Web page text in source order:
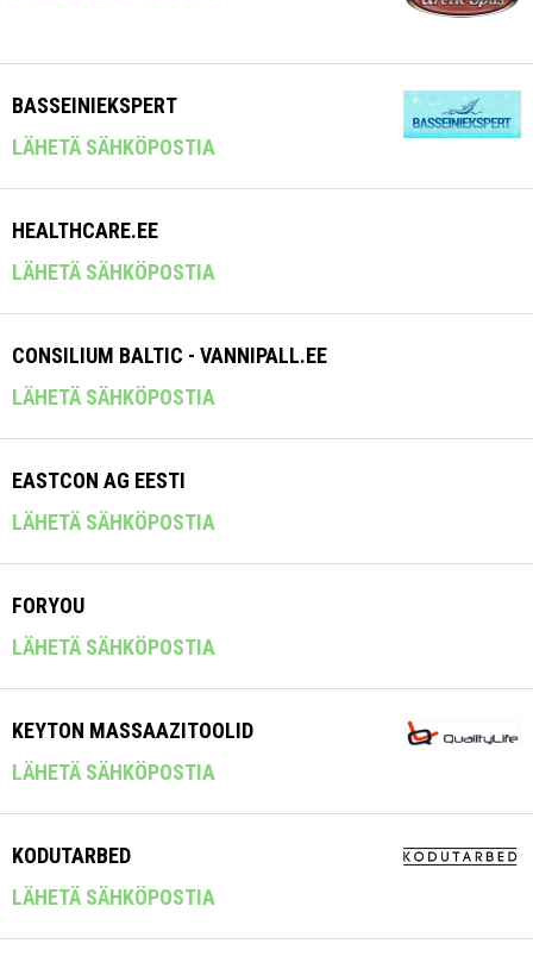
BASSEINIEKSPERT
LÄHETÄ SÄHKÖPOSTIA
HEALTHCARE.EE
LÄHETÄ SÄHKÖPOSTIA
CONSILIUM BALTIC - VANNIPALL.EE
LÄHETÄ SÄHKÖPOSTIA
EASTCON AG EESTI
LÄHETÄ SÄHKÖPOSTIA
FORYOU
LÄHETÄ SÄHKÖPOSTIA
KEYTON MASSAAZITOOLID
LÄHETÄ SÄHKÖPOSTIA
KODUTARBED
LÄHETÄ SÄHKÖPOSTIA